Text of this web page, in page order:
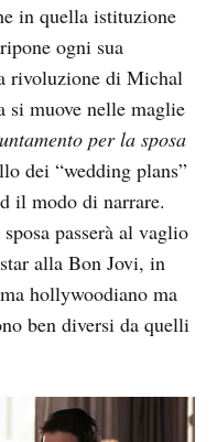
in quella istituzione
ogni sua
rivoluzione di Michal
si muove nelle maglie
per la sposa
dei “wedding plans”
il modo di narrare.
passerà al vaglio
alla Bon Jovi, in
hollywoodiano ma
ben diversi da quelli